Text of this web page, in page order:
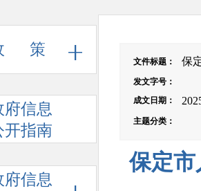
策
府信息
开指南
府信息
文件标题 ： 保
发文字号 ：
成文日期 ：
主题分类 ：
保定